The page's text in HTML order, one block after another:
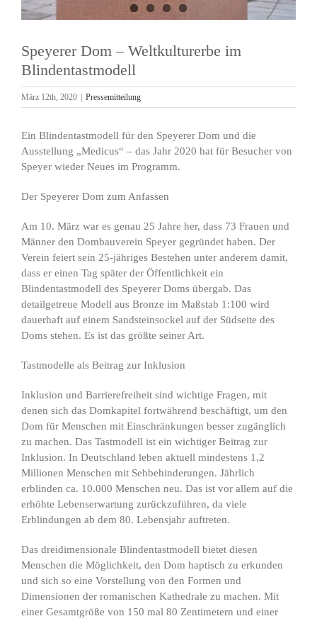
Speyerer Dom – Weltkulturerbe im
Blindentastmodell
März 12th, 2020 Pressemitteilung
Ein Blindentastmodell für den Speyerer Dom und die
Ausstellung „Medicus“ – das Jahr 2020 hat für Besucher von
Speyer wieder Neues im Programm.
Der Speyerer Dom zum Anfassen
Am 10. März war es genau 25 Jahre her, dass 73 Frauen und
Männer den Dombauverein Speyer gegründet haben. Der
Verein feiert sein 25-jähriges Bestehen unter anderem damit,
dass er einen Tag später der Öffentlichkeit ein
Blindentastmodell des Speyerer Doms übergab. Das
detailgetreue Modell aus Bronze im Maßstab 1:100 wird
dauerhaft auf einem Sandsteinsockel auf der Südseite des
Doms stehen. Es ist das größte seiner Art.
Tastmodelle als Beitrag zur Inklusion
Inklusion und Barrierefreiheit sind wichtige Fragen, mit
denen sich das Domkapitel fortwährend beschäftigt, um den
Dom für Menschen mit Einschränkungen besser zugänglich
zu machen. Das Tastmodell ist ein wichtiger Beitrag zur
Inklusion. In Deutschland leben aktuell mindestens 1,2
Millionen Menschen mit Sehbehinderungen. Jährlich
erblinden ca. 10.000 Menschen neu. Das ist vor allem auf die
erhöhte Lebenserwartung zurückzuführen, da viele
Erblindungen ab dem 80. Lebensjahr auftreten.
Das dreidimensionale Blindentastmodell bietet diesen
Menschen die Möglichkeit, den Dom haptisch zu erkunden
und sich so eine Vorstellung von den Formen und
Dimensionen der romanischen Kathedrale zu machen. Mit
einer Gesamtgröße von 150 mal 80 Zentimetern und einer